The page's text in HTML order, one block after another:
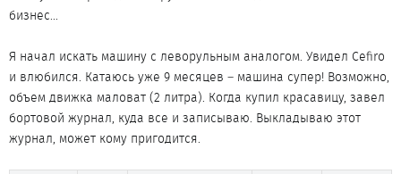
бизнес...
Я начал искать машину с леворульным аналогом. Увидел Cefiro
и влюбился. Катаюсь уже 9 месяцев – машина супер! Возможно,
объем движка маловат (2 литра). Когда купил красавицу, завел
бортовой журнал, куда все и записываю. Выкладываю этот
журнал, может кому пригодится.